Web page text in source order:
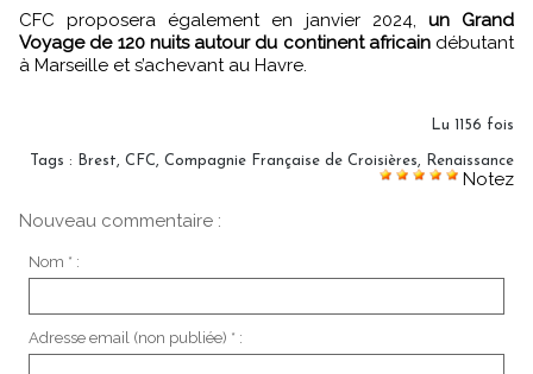
CFC proposera également en janvier 2024, un Grand
Voyage de 120 nuits autour du continent africaindébutant
à Marseille et s’achevant au Havre.
Lu 1156 fois
Tags : Brest CFC Compagnie Française de Croisières Renaissance
Notez
Nouveau commentaire :
Nom * :
Adresse email (non publiée) * :